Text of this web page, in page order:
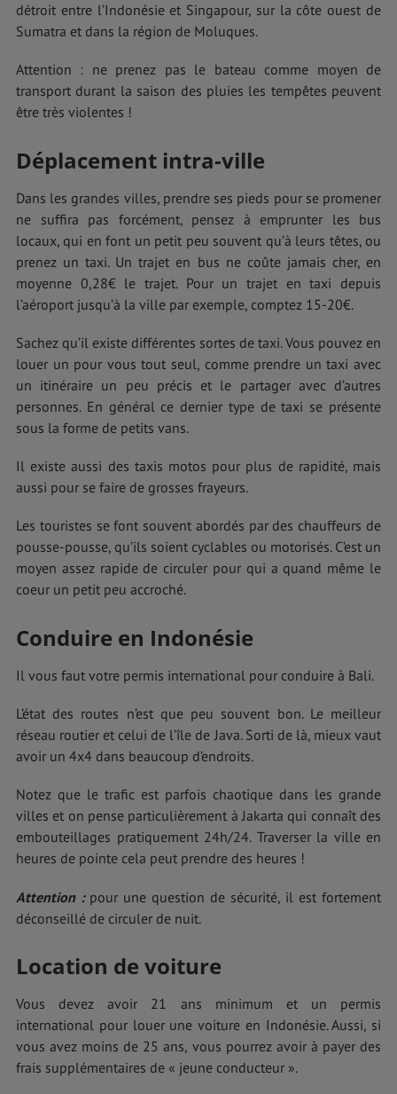
détroit entre l’Indonésie et Singapour, sur la côte ouest de
Sumatra et dans la région de Moluques.
Attention : ne prenez pas le bateau comme moyen de
transport durant la saison des pluies les tempêtes peuvent
être très violentes !
Déplacement intra-ville
Dans les grandes villes, prendre ses pieds pour se promener
ne suffira pas forcément, pensez à emprunter les bus
locaux, qui en font un petit peu souvent qu’à leurs têtes, ou
prenez un taxi. Un trajet en bus ne coûte jamais cher, en
moyenne 0,28€ le trajet. Pour un trajet en taxi depuis
l’aéroport jusqu’à la ville par exemple, comptez 15-20€.
Sachez qu’il existe différentes sortes de taxi. Vous pouvez en
louer un pour vous tout seul, comme prendre un taxi avec
un itinéraire un peu précis et le partager avec d’autres
personnes. En général ce dernier type de taxi se présente
sous la forme de petits vans.
Il existe aussi des taxis motos pour plus de rapidité, mais
aussi pour se faire de grosses frayeurs.
Les touristes se font souvent abordés par des chauffeurs de
pousse-pousse, qu’ils soient cyclables ou motorisés. C’est un
moyen assez rapide de circuler pour qui a quand même le
coeur un petit peu accroché.
Conduire en Indonésie
Il vous faut votre permis international pour conduire à Bali.
L’état des routes n’est que peu souvent bon. Le meilleur
réseau routier et celui de l’île de Java. Sorti de là, mieux vaut
avoir un 4x4 dans beaucoup d’endroits.
Notez que le trafic est parfois chaotique dans les grande
villes et on pense particulièrement à Jakarta qui connaît des
embouteillages pratiquement 24h/24. Traverser la ville en
heures de pointe cela peut prendre des heures !
Attention :pour une question de sécurité, il est fortement
déconseillé de circuler de nuit.
Location de voiture
Vous devez avoir 21 ans minimum et un permis
international pour louer une voiture en Indonésie. Aussi, si
vous avez moins de 25 ans, vous pourrez avoir à payer des
frais supplémentaires de « jeune conducteur ».